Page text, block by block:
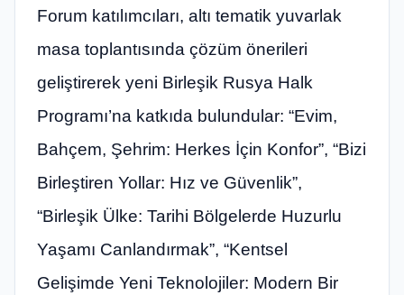
Forum katılımcıları, altı tematik yuvarlak
masa toplantısında çözüm önerileri
geliştirerek yeni Birleşik Rusya Halk
Programı’na katkıda bulundular: “Evim,
Bahçem, Şehrim: Herkes İçin Konfor”, “Bizi
Birleştiren Yollar: Hız ve Güvenlik”,
“Birleşik Ülke: Tarihi Bölgelerde Huzurlu
Yaşamı Canlandırmak”, “Kentsel
Gelişimde Yeni Teknolojiler: Modern Bir